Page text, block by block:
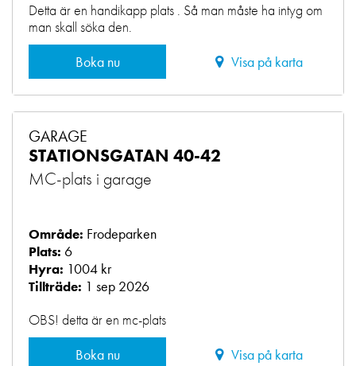
Detta är en handikapp plats . Så man måste ha intyg om
man skall söka den.
Boka nu
Visa på karta
GARAGE
STATIONSGATAN 40-42
MC-plats i garage
Område: Frodeparken
Plats: 6
Hyra: 1004 kr
Tillträde: 1 sep 2026
OBS! detta är en mc-plats
Boka nu
Visa på karta